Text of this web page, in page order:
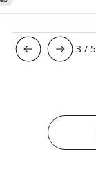
3 / 5